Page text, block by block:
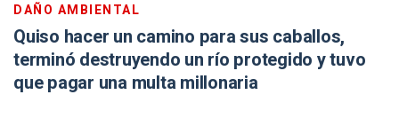
DAÑO AMBIENTAL
Quiso hacer un camino para sus caballos,
terminó destruyendo un río protegido y tuvo
que pagar una multa millonaria